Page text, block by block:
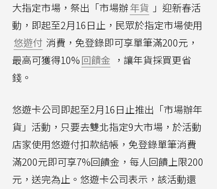
大指定市場，祭出「市場辦年貨 」迎新春活
動，即起至2月16日止，民眾於指定市場使用
悠遊付 消費，免登錄即可享單筆滿200元，
最高可獲得10%回饋金 ，讓年貨採買更省
錢。
悠遊卡公司即起至2月16日止推出「市場辦年
貨」活動，只要去雙北指定9大市場，於活動
店家使用悠遊付扣款結帳，免登錄單筆消費
滿200元即可享7%回饋金，每人回饋上限200
元，送完為止。悠遊卡公司表示，該活動還